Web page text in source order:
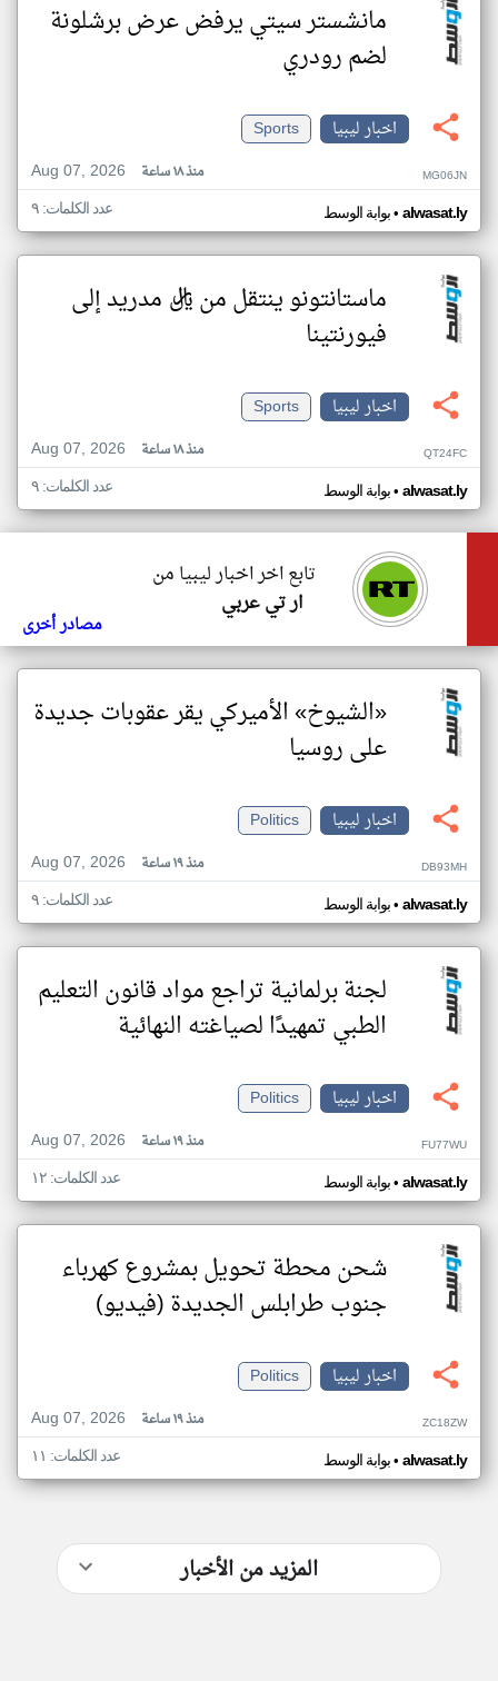
مانشستر سيتي يرفض عرض برشلونة
لضم رودري
اخبار ليبيا
Sports
Aug 07, 2026
منذ ١٨ ساعة MG06JN
بوابة الوسط• alwasat.ly عدد الكلمات: ٩
ماستانتونو ينتقل من ريال مدريد إلى
فيورنتينا
اخبار ليبيا
Sports
Aug 07, 2026
منذ ١٨ ساعة QT24FC
بوابة الوسط• alwasat.ly عدد الكلمات: ٩
تابع اخر اخبار ليبيا من
ار تي عربي
مصادر أخرى
«الشيوخ» الأميركي يقر عقوبات جديدة
على روسيا
اخبار ليبيا
Politics
Aug 07, 2026
منذ ١٩ ساعة DB93MH
بوابة الوسط• alwasat.ly عدد الكلمات: ٩
لجنة برلمانية تراجع مواد قانون التعليم
الطبي تمهيدًا لصياغته النهائية
اخبار ليبيا
Politics
Aug 07, 2026
منذ ١٩ ساعة FU77WU
بوابة الوسط• alwasat.ly عدد الكلمات: ١٢
شحن محطة تحويل بمشروع كهرباء
جنوب طرابلس الجديدة (فيديو)
اخبار ليبيا
Politics
Aug 07, 2026
منذ ١٩ ساعة ZC18ZW
بوابة الوسط• alwasat.ly عدد الكلمات: ١١
المزيد من الأخبار